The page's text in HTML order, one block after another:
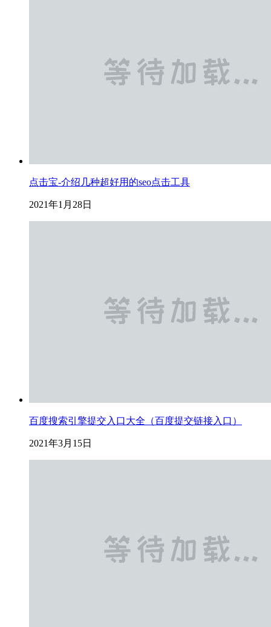
点击宝-介绍几种超好用的seo点击工具
2021年1月28日
百度搜索引擎提交入口大全（百度提交链接入口）
2021年3月15日